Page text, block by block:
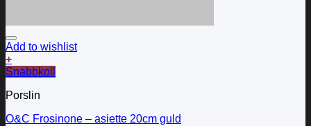
Add to wishlist
+
Snabbkoll
Porslin
O&C Frosinone – asiette 20cm guld